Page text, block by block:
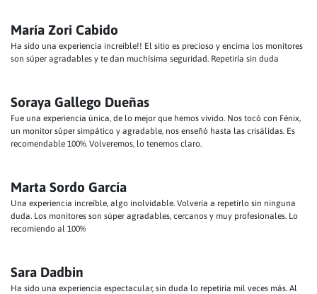
María Zori Cabido
Ha sido una experiencia increible!! El sitio es precioso y encima los monitores
son súper agradables y te dan muchísima seguridad. Repetiría sin duda
Soraya Gallego Dueñas
Fue una experiencia única, de lo mejor que hemos vivido. Nos tocó con Fénix,
un monitor súper simpático y agradable, nos enseñó hasta las crisálidas. Es
recomendable 100%. Volveremos, lo tenemos claro.
Marta Sordo García
Una experiencia increíble, algo inolvidable. Volvería a repetirlo sin ninguna
duda. Los monitores son súper agradables, cercanos y muy profesionales. Lo
recomiendo al 100%
Sara Dadbin
Ha sido una experiencia espectacular, sin duda lo repetiría mil veces más. Al